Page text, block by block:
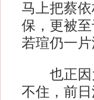
马上把蔡
保，更被
若瑄仍一片
也正因为
不住，前